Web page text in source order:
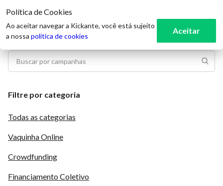
Filtre por categoria
Todas as categorias
Vaquinha Online
Crowdfunding
Financiamento Coletivo
Política de Cookies
Ao aceitar navegar a Kickante, você está sujeito
a nossa política de cookies
Aceitar